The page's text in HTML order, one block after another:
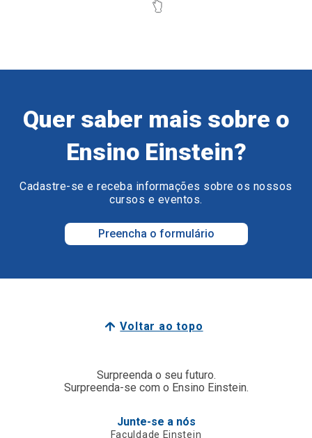
Quer saber mais sobre o
Ensino Einstein?
Cadastre-se e receba informações sobre os nossos
cursos e eventos.
Preencha o formulário
Voltar ao topo
Surpreenda o seu futuro.
Surpreenda-se com o Ensino Einstein.
Junte-se a nós
Faculdade Einstein